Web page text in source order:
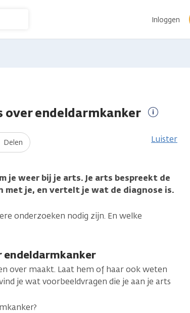
Inloggen
over endeldarmkanker
informatie
Delen Luister
je weer bij je arts. Je arts bespreekt de
met je, en vertelt je wat de diagnose is.
onderzoeken nodig zijn. En welke
endeldarmkanker
over maakt. Laat hem of haar ook weten
je wat voorbeeldvragen die je aan je arts